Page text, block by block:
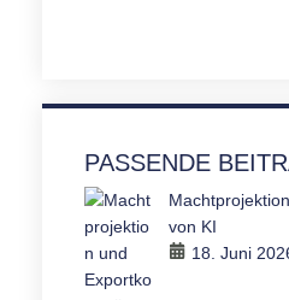
PASSENDE
von KI
18. Juni